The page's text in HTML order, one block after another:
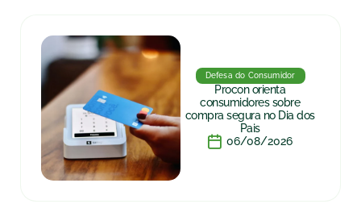
Defesa do Consumidor
Procon orienta
consumidores sobre
compra segura no Dia dos
Pais
06/08/2026